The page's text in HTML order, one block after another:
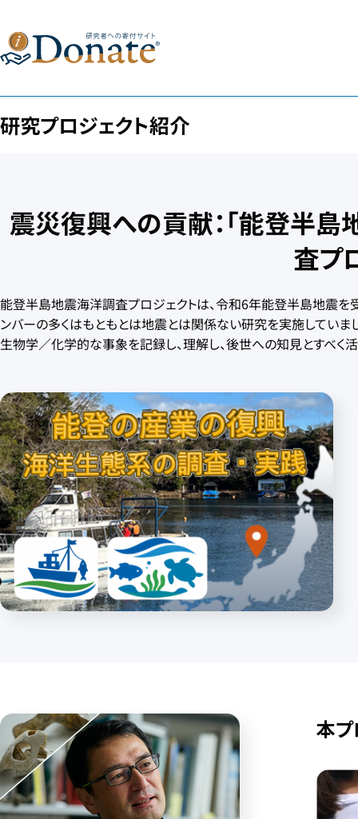
研究プロジェクト紹介
震災復興への貢献：「能登半
査プ
能登半島地震海洋調査プロジェクトは、令和6年能登半島地震を
ンバーの多くはもともとは地震とは関係ない研究を実施していま
生物学／化学的な事象を記録し、理解し、後世への知見とすべく活
本プ